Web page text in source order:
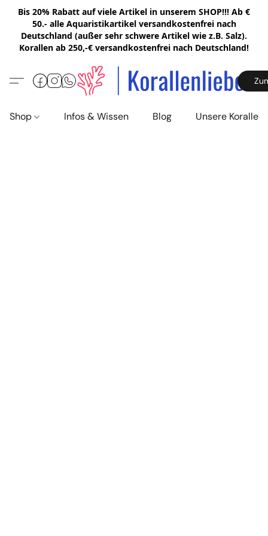
Bis 20% Rabatt auf viele Artikel in unserem SHOP!!! Ab €
50.- alle Aquaristikartikel versandkostenfrei nach
Deutschland (außer sehr schwere Artikel wie z.B. Salz).
Korallen ab 250,-€ versandkostenfrei nach Deutschland!
Shop Infos & Wissen Blog Unsere Korallen